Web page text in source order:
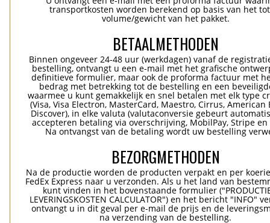
transportkosten worden berekend op basis van het
volume/gewicht van het pakket.
BETAALMETHODEN
Binnen ongeveer 24-48 uur (werkdagen) vanaf de
bestelling, ontvangt u een e-mail met het grafische
definitieve formulier, maar ook de proforma factuur met
bedrag met betrekking tot de bestelling en een
waarmee u kunt gemakkelijk en snel betalen met elk type
(Visa, Visa Electron, MasterCard, Maestro, Cirrus, American
Discover), in elke valuta (valutaconversie gebeurt
accepteren betaling via overschrijving, MobilPay, Stripe en
Na ontvangst van de betaling wordt uw bestelling
BEZORGMETHODEN
Na de productie worden de producten verpakt en per
FedEx Express naar u verzonden. Als u het land van
kunt vinden in het bovenstaande formulier
LEVERINGSKOSTEN CALCULATOR") en het bericht "INFO"
ontvangt u in dit geval per e-mail de prijs en de
na verzending van de bestelling.